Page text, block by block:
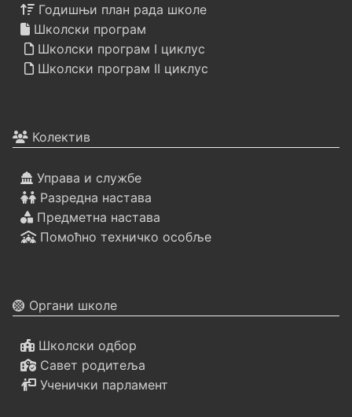
Годишњи план рада школе
Школски програм
Школски програм I циклус
Школски програм II циклус
Колектив
Управа и службе
Разредна настава
Предметна настава
Помоћно техничко особље
Органи школе
Школски одбор
Савет родитеља
Ученички парламент